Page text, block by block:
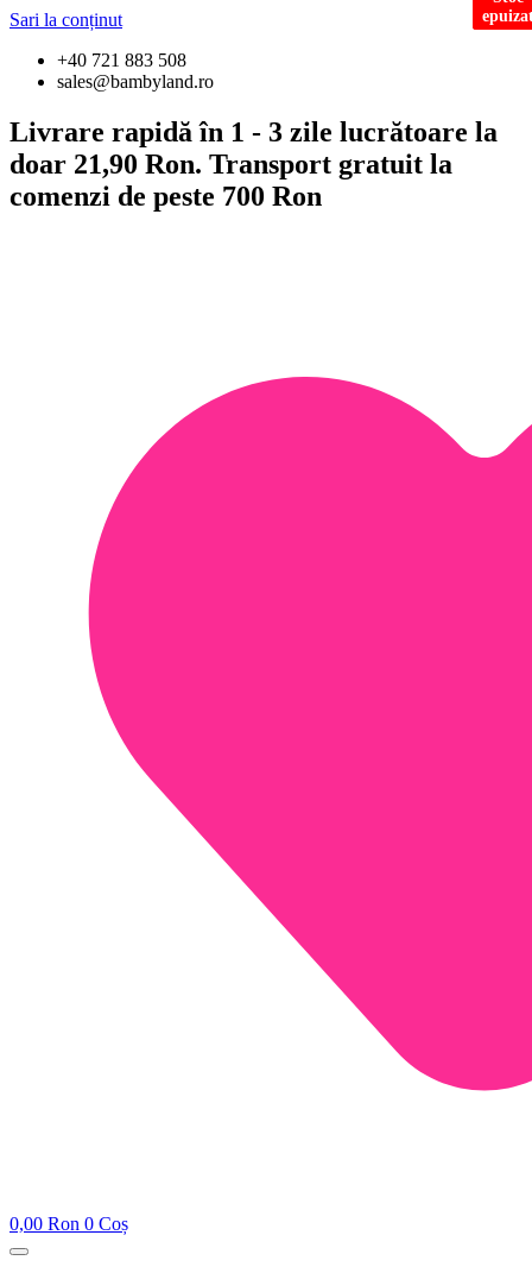
Sari la conținut
+40 721 883 508
sales@bambyland.ro
Livrare rapidă în 1 - 3 zile lucrătoare la
doar 21,90 Ron. Transport gratuit la
comenzi de peste 700 Ron
0,00 Ron 0 Coș